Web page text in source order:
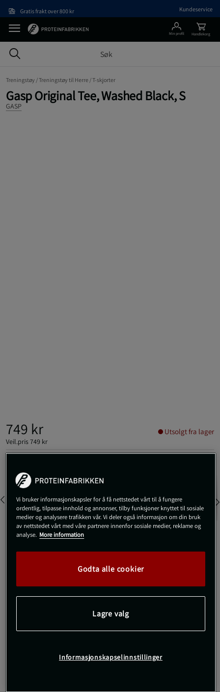
Gratis frakt over 800 kr Kundeservice
Min profil Handlekorg
Treningstøy /Treningstøy til Herre /T-skjorter
Gasp Original Tee, Washed Black, S
GASP
749 kr
Veil.pris749 kr
Utsolgt fra lager
Dette produktet er dessverre ikke i lager. Få beskjed når det
Vi bruker informasjonskapsler for å få nettstedet vårt til å fungere
ordentlig, tilpasse innhold og annonser, tilby funksjoner knyttet til sosiale
medier og analysere trafikken vår. Vi deler også informasjon om din bruk
av nettstedet vårt med våre partnere innenfor sosiale medier, reklame og
analyse. More information
Godta alle cookier
Lagre valg
Informasjonskapselinnstillinger